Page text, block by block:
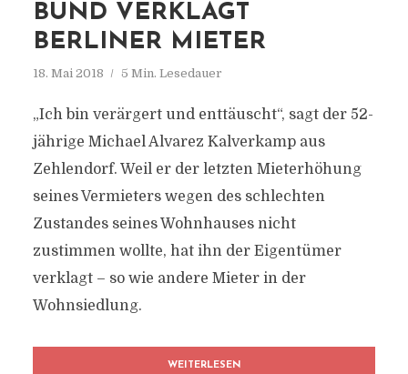
BUND VERKLAGT
BERLINER MIETER
18. Mai 2018 5 Min. Lesedauer
„Ich bin verärgert und enttäuscht“, sagt der 52-
jährige Michael Alvarez Kalverkamp aus
Zehlendorf. Weil er der letzten Mieterhöhung
seines Vermieters wegen des schlechten
Zustandes seines Wohnhauses nicht
zustimmen wollte, hat ihn der Eigentümer
verklagt – so wie andere Mieter in der
Wohnsiedlung.
WEITERLESEN